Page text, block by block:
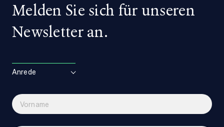
Melden Sie sich für unseren
Newsletter an.
Anrede